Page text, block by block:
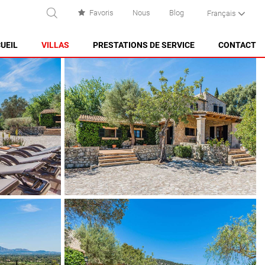
Favoris Nous Blog Français
VILLAS
ES CASTELL
ES GRAU
MAHÓN
NA MACARET
PUNTA PRIMA - SON GANXO
SANT LLUÍS
SANTO TOMAS
SON BOU
PRESTATIONS DE SERVICE CONTACT